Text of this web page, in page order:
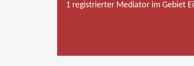
1 registrierter Mediator im Gebiet